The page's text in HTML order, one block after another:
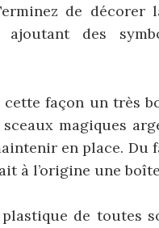
de
des
cette façon un très
magiques
en place. Du
à l’origine une
de toutes